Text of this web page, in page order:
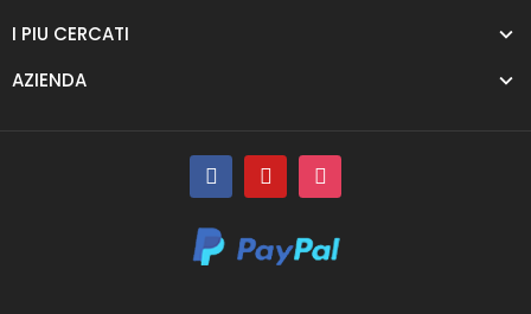
I PIU CERCATI
AZIENDA